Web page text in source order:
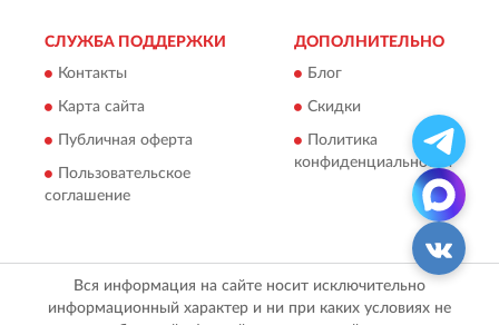
СЛУЖБА ПОДДЕРЖКИ
Контакты
Карта сайта
Публичная оферта
Пользовательское
соглашение
ДОПОЛНИТЕЛЬНО
Блог
Скидки
Политика
конфиденциальности
Вся информация на сайте носит исключительно
информационный характер и ни при каких условиях не